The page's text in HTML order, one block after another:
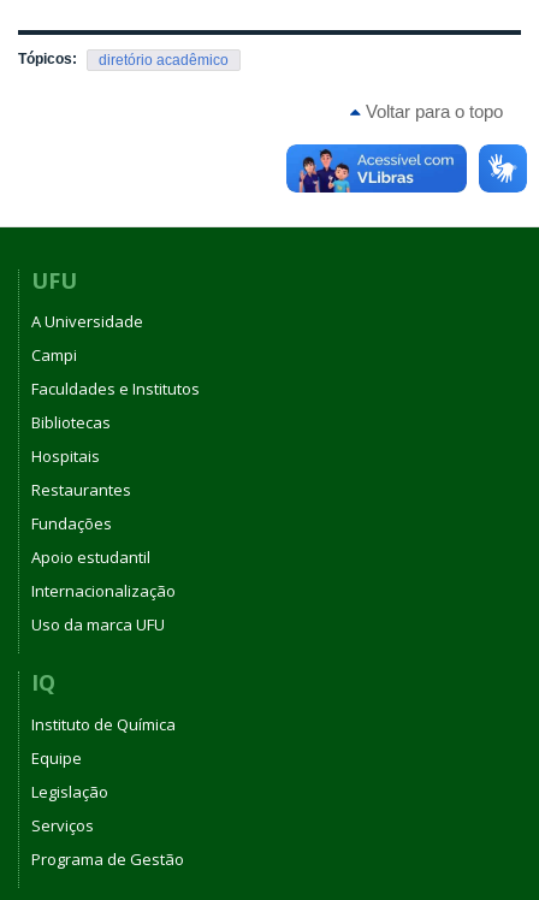
Tópicos: diretório acadêmico
Voltar para o topo
UFU
A Universidade
Campi
Faculdades e Institutos
Bibliotecas
Hospitais
Restaurantes
Fundações
Apoio estudantil
Internacionalização
Uso da marca UFU
IQ
Instituto de Química
Equipe
Legislação
Serviços
Programa de Gestão